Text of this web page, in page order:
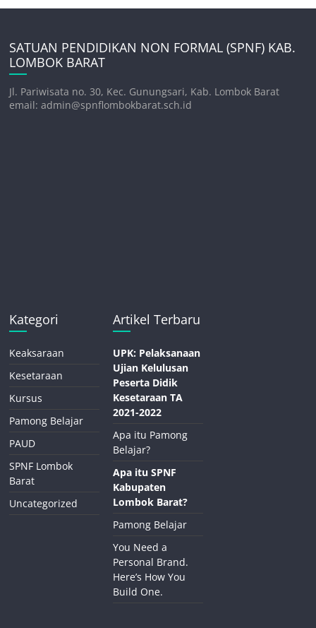
SATUAN PENDIDIKAN NON FORMAL (SPNF) KAB.
LOMBOK BARAT
Jl. Pariwisata no. 30, Kec. Gunungsari, Kab. Lombok Barat
email: admin@spnflombokbarat.sch.id
Kategori
Keaksaraan
Kesetaraan
Kursus
Pamong Belajar
PAUD
SPNF Lombok
Barat
Uncategorized
Artikel Terbaru
UPK: Pelaksanaan
Ujian Kelulusan
Peserta Didik
Kesetaraan TA
2021-2022
Apa itu Pamong
Belajar?
Apa itu SPNF
Kabupaten
Lombok Barat?
Pamong Belajar
You Need a
Personal Brand.
Here’s How You
Build One.